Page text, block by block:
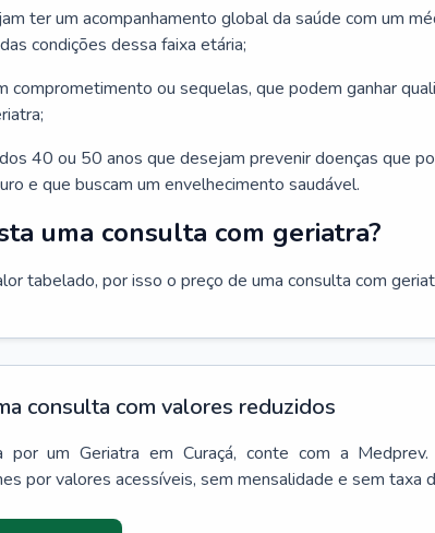
ter um acompanhamento global da saúde com um
condições dessa faixa etária;
comprometimento ou sequelas, que podem ganhar
40 ou 50 anos que desejam prevenir doenças que
e que buscam um envelhecimento saudável.
uma consulta com geriatra?
tabelado, por isso o preço de uma consulta com
consulta com valores reduzidos
por um Geriatra em Curaçá, conte com a
por valores acessíveis, sem mensalidade e sem taxa